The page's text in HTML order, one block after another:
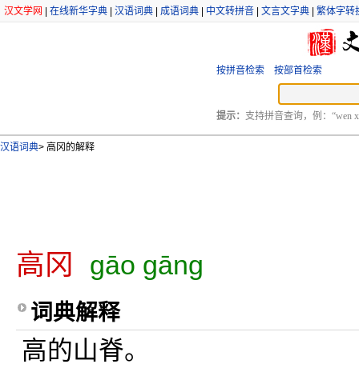
汉文学网 在线新华字典 汉语词典 成语词典 中文转拼音 文言文字典 繁体字转
按拼音检索 按部首检索
提示： 支持拼音查询，例：“wen
汉语词典> 高冈的解释
高冈 gāo gāng
词典解释
高的山脊。